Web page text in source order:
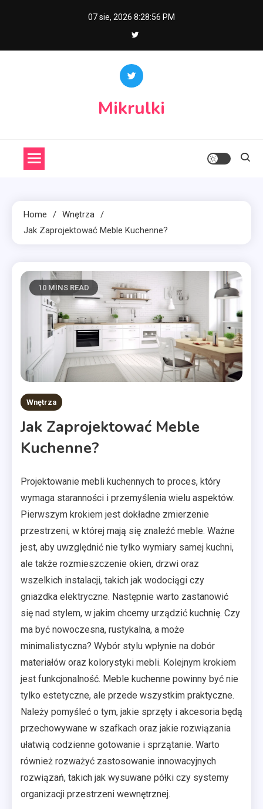
07 sie, 2026 8:28:57 PM
Mikrulki
Home
Wnętrza
Jak Zaprojektować Meble Kuchenne?
10 MINS READ
Wnętrza
Jak Zaprojektować Meble
Kuchenne?
Projektowanie mebli kuchennych to proces, który
wymaga staranności i przemyślenia wielu aspektów.
Pierwszym krokiem jest dokładne zmierzenie
przestrzeni, w której mają się znaleźć meble. Ważne
jest, aby uwzględnić nie tylko wymiary samej kuchni,
ale także rozmieszczenie okien, drzwi oraz
wszelkich instalacji, takich jak wodociągi czy
gniazdka elektryczne. Następnie warto zastanowić
się nad stylem, w jakim chcemy urządzić kuchnię. Czy
ma być nowoczesna, rustykalna, a może
minimalistyczna? Wybór stylu wpłynie na dobór
materiałów oraz kolorystyki mebli. Kolejnym krokiem
jest funkcjonalność. Meble kuchenne powinny być nie
tylko estetyczne, ale przede wszystkim praktyczne.
Należy pomyśleć o tym, jakie sprzęty i akcesoria będą
przechowywane w szafkach oraz jakie rozwiązania
ułatwią codzienne gotowanie i sprzątanie. Warto
również rozważyć zastosowanie innowacyjnych
rozwiązań, takich jak wysuwane półki czy systemy
organizacji przestrzeni wewnętrznej.